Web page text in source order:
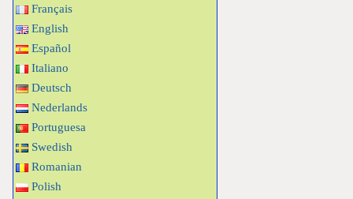
Français
English
Español
Italiano
Deutsch
Nederlands
Portuguesa
Swedish
Romanian
Polish